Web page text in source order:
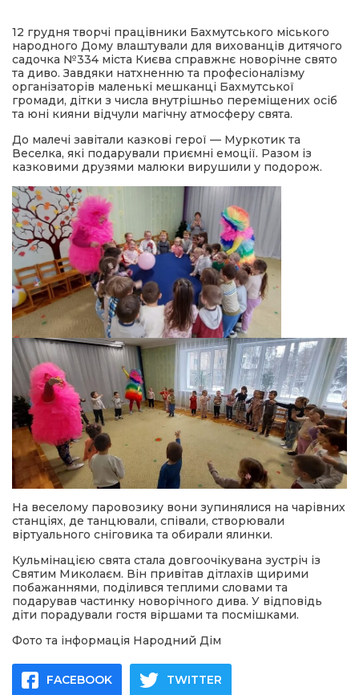
політика
місія
12 грудня творчі працівники Бахмутського міського
народного Дому влаштували для вихованців дитячого
садочка №334 міста Києва справжнє новорічне свято
та диво. Завдяки натхненню та професіоналізму
організаторів маленькі мешканці Бахмутської
громади, дітки з числа внутрішньо переміщених осіб
та юні кияни відчули магічну атмосферу свята.
До малечі завітали казкові герої — Муркотик та
Веселка, які подарували приємні емоції. Разом із
казковими друзями малюки вирушили у подорож.
На веселому паровозику вони зупинялися на чарівних
станціях, де танцювали, співали, створювали
віртуального сніговика та обирали ялинки.
Кульмінацією свята стала довгоочікувана зустріч із
Святим Миколаєм. Він привітав дітлахів щирими
побажаннями, поділився теплими словами та
подарував частинку новорічного дива. У відповідь
діти порадували гостя віршами та посмішками.
Фото та інформація Народний Дім
FACEBOOK TWITTER